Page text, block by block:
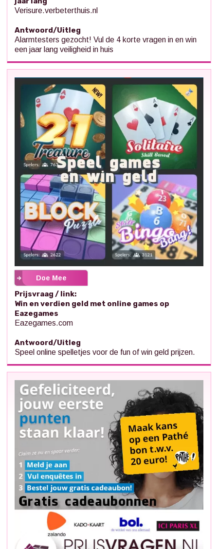
Verisure.verbeterthuis.nl
Antwoord/Uitleg
Alarmtesters gezocht! Vul de 4 korte vragen in en win
een jaar lang veiligheid in huis
Doe Mee
Prijsvraag / link:
Win en verdien geld met online games op
Eazegames
Eazegames.com
Antwoord/Uitleg
Speel online spelletjes voor de fun of win geld prijzen.